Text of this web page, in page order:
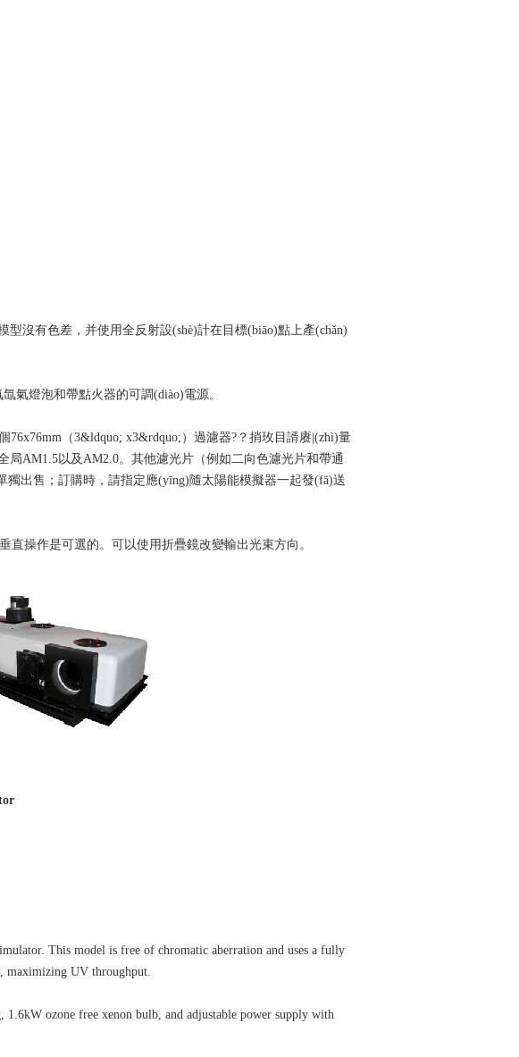
模型沒有色差，并使用全反射設(shè)計在目標(biāo)點上產(chǎn)
燈泡和帶點火器的可調(diào)電源。
76x76mm（3&ldquo; x3&rdquo;）過濾器?？捎玫目諝赓|(zhì)量
以及AM2.0。其他濾光片（例如二向色濾光片和帶通
售；訂購時，請指定應(yīng)隨太陽能模擬器一起發(fā)送
操作是可選的。可以使用折疊鏡改變輸出光束方向。
This model is free of chromatic aberration and uses a fully
maximizing UV throughput.
ozone free xenon bulb, and adjustable power supply with